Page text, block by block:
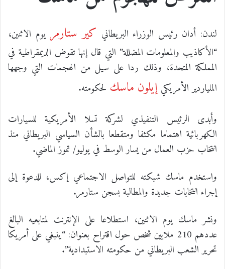
لندن: أدان رئيس الوزراء البريطاني كير ستارمريوم الاثنين،
“الأكاذيب والمعلومات المضللة” التي قال إنها تقوض الديمقراطية في
المملكة المتحدة، وذلك ردا على سيل من الهجمات التي وجهها
الملياردير الأمريكيإيلون ماسك لحكومته.
وأبدى الرئيس التنفيذي لشركة تسلا الأمريكية للسيارات
الكهربائية اهتماما مكثفا ومتقطعا بالشأن السياسي البريطاني منذ
انتخاب حزب العمال من يسار الوسط في يوليو/ تموز الماضي.
واستخدم ماسك شبكته للتواصل الاجتماعي إكس، للدعوة إلى
إجراء انتخابات جديدة والمطالبة بسجن ستارمر.
ونشر ماسك يوم الاثنين، استطلاعا على الإنترنت لمتابعيه البالغ
عددهم 210 ملايين شخص حول اقتراح بعنوان: “ينبغي على أمريكا
تحرير الشعب البريطاني من حكومته الاستبدادية”.